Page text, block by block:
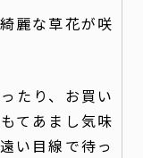
麗な草花が咲
たり、お買い
てあまし気味
い目線で待っ